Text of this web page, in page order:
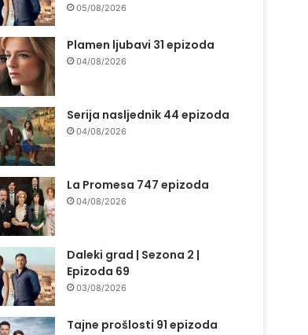
05/08/2026
Plamen ljubavi 31 epizoda
04/08/2026
Serija nasljednik 44 epizoda
04/08/2026
La Promesa 747 epizoda
04/08/2026
Daleki grad | Sezona 2 |
Epizoda 69
03/08/2026
Tajne prošlosti 91 epizoda